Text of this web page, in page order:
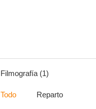
Filmografía (1)
Todo Reparto